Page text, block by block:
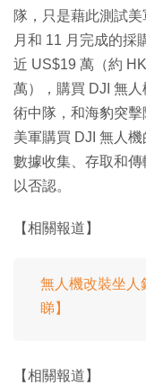
隊，只是藉此測試
月和 11 月完成的採
近 US$19 萬（約
萬），購買 DJI 無
術中隊，和海豹突
美軍購買 DJI 無人
數據收集、存取和
以否認。
【相關報道】
無人機改裝坐人
睇】
【相關報道】